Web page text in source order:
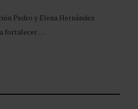
Pedro y Elena Hernández
fortalecer …